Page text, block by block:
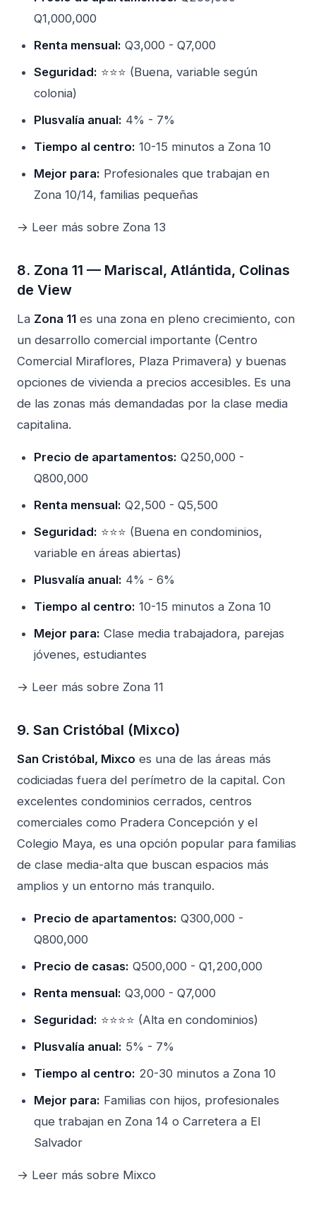
Q1,000,000
Renta mensual: Q3,000 - Q7,000
Seguridad: ⭐⭐⭐ (Buena, variable según
colonia)
Plusvalía anual: 4% - 7%
Tiempo al centro: 10-15 minutos a Zona 10
Mejor para: Profesionales que trabajan en
Zona 10/14, familias pequeñas
→ Leer más sobre Zona 13
8. Zona 11 — Mariscal, Atlántida, Colinas
de View
La Zona 11 es una zona en pleno crecimiento, con
un desarrollo comercial importante (Centro
Comercial Miraflores, Plaza Primavera) y buenas
opciones de vivienda a precios accesibles. Es una
de las zonas más demandadas por la clase media
capitalina.
Precio de apartamentos: Q250,000 -
Q800,000
Renta mensual: Q2,500 - Q5,500
Seguridad: ⭐⭐⭐ (Buena en condominios,
variable en áreas abiertas)
Plusvalía anual: 4% - 6%
Tiempo al centro: 10-15 minutos a Zona 10
Mejor para: Clase media trabajadora, parejas
jóvenes, estudiantes
→ Leer más sobre Zona 11
9. San Cristóbal (Mixco)
San Cristóbal, Mixco es una de las áreas más
codiciadas fuera del perímetro de la capital. Con
excelentes condominios cerrados, centros
comerciales como Pradera Concepción y el
Colegio Maya, es una opción popular para familias
de clase media-alta que buscan espacios más
amplios y un entorno más tranquilo.
Precio de apartamentos: Q300,000 -
Q800,000
Precio de casas: Q500,000 - Q1,200,000
Renta mensual: Q3,000 - Q7,000
Seguridad: ⭐⭐⭐⭐ (Alta en condominios)
Plusvalía anual: 5% - 7%
Tiempo al centro: 20-30 minutos a Zona 10
Mejor para: Familias con hijos, profesionales
que trabajan en Zona 14 o Carretera a El
Salvador
→ Leer más sobre Mixco